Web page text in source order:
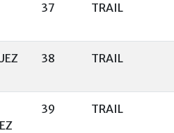
37 TRAIL
38 TRAIL
39 TRAIL